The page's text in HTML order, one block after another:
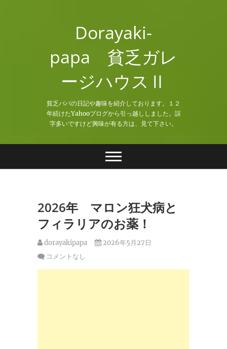
Dorayaki-
papa 貧乏ガレ
ージハウスⅡ
貧乏パパの日記や趣味を紹介しております。１２
年続けたYahooブログから引っ越ししました。誤
字多いですけど興味が有る方は、見て下さい。
2026年 マロン狂犬病と
フィラリアのお薬！
dorayakipapa
2026年5月27日
コメントなし